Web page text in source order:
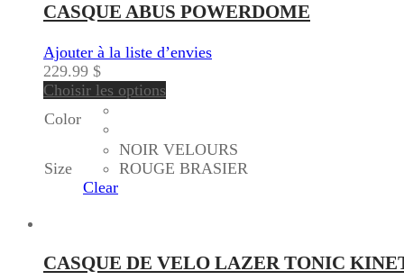
CASQUE ABUS POWERDOME
Ajouter à la liste d’envies
229.99 $
Choisir les options
Color
Size
NOIR VELOURS
ROUGE BRASIER
Clear
CASQUE DE VELO LAZER TONIC